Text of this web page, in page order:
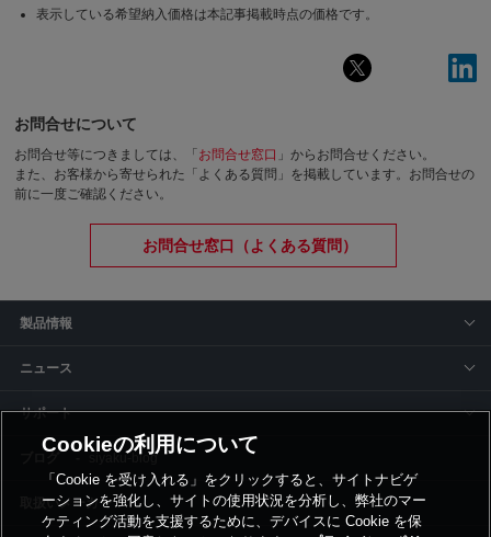
表示している希望納入価格は本記事掲載時点の価格です。
お問合せについて
お問合せ等につきましては、「お問合せ窓口 」からお問合せください。
また、お客様から寄せられた「よくある質問」を掲載しています。お問合せの
前に一度ご確認ください。
お問合せ窓口（よくある質問）
製品情報
ニュース
サポート
siyaku-blog
取扱いメーカー
Cookieの利用について
「Cookie を受け入れる」をクリックすると、サイトナビゲ
ーションを強化し、サイトの使用状況を分析し、弊社のマー
ケティング活動を支援するために、デバイスに Cookie を保